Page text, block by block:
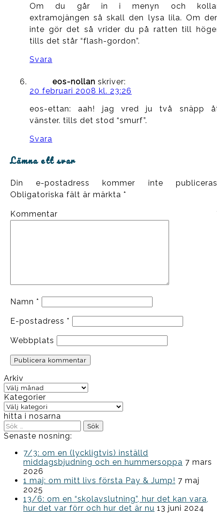
Om du går in i menyn och
extramojängen så skall den lysa lila. Om
inte gör det så vrider du på ratten till
tills det står “flash-gordon”.
Svara
eos-nollan skriver:
20 februari 2008 kl. 23:26
eos-ettan: aah! jag vred ju två snäpp
vänster. tills det stod “smurf”.
Svara
Lämna ett svar
Din e-postadress kommer inte
Obligatoriska fält är märkta *
Kommentar
Namn *
E-postadress *
Webbplats
Arkiv
Arkiv
Kategorier
Kategorier
hitta i nosarna
Sök
efter:
Senaste nosning:
7/3: om en (lyckligtvis) inställd
middagsbjudning och en hummersoppa 7 mars
2026
1 maj: om mitt livs första Pay & Jump! 7 maj
2025
13/6: om en “skolavslutning”, hur det kan vara,
hur det var förr och hur det är nu 13 juni 2024